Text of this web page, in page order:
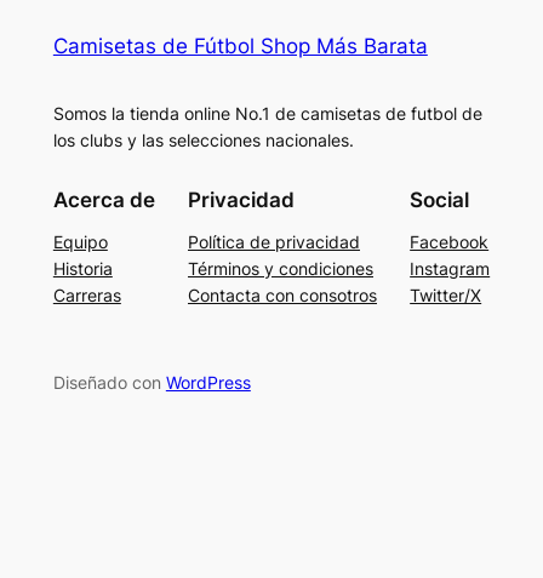
Camisetas de Fútbol Shop Más Barata
Somos la tienda online No.1 de camisetas de futbol de
los clubs y las selecciones nacionales.
Acerca de
Equipo
Historia
Carreras
Privacidad
Política de privacidad
Términos y condiciones
Contacta con consotros
Social
Facebook
Instagram
Twitter/X
Diseñado con WordPress